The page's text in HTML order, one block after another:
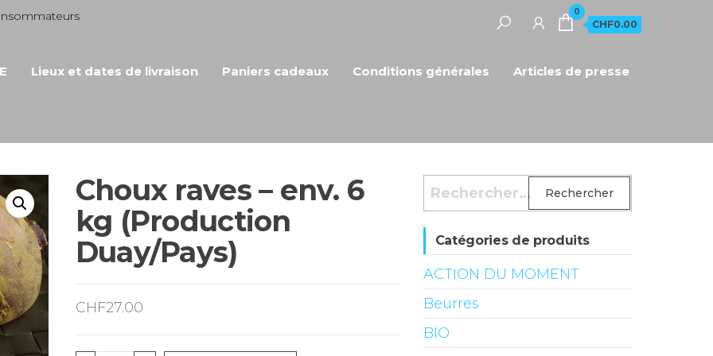
0
CHF0.00
Lieux et dates de livraison Paniers cadeaux Conditions générales Articles de presse
Choux raves – env. 6
kg (Production
Duay/Pays)
CHF27.00
Rechercher :
Catégories de produits
ACTION DU MOMENT
Beurres
BIO